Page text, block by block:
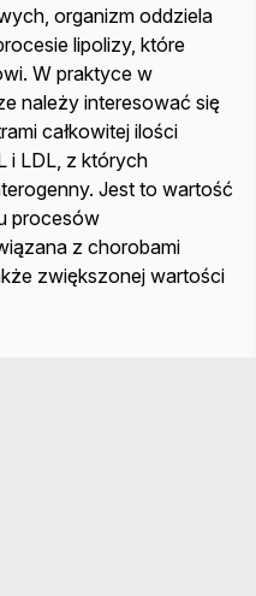
organizm oddziela
lipolizy, które
W praktyce w
należy interesować się
całkowitej ilości
i LDL, z których
Jest to wartość
procesów
z chorobami
zwiększonej wartości